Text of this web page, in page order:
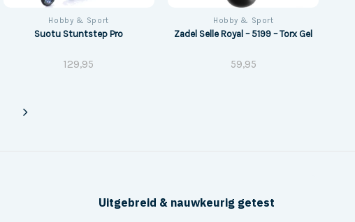
Hobby & Sport
Suotu Stuntstep Pro
129,95
Hobby & Sport
Zadel Selle Royal – 5199 – Torx Gel
59,95
Uitgebreid & nauwkeurig getest